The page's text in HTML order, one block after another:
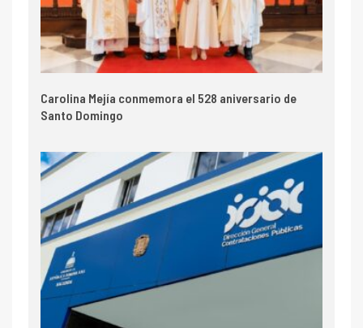
Carolina Mejía conmemora el 528 aniversario de
Santo Domingo